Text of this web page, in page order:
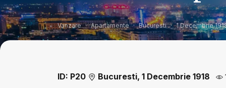
Vanzare Apartamente Bucuresti 1 Decembrie
ID: P20 Bucuresti, 1 Decembrie 1918